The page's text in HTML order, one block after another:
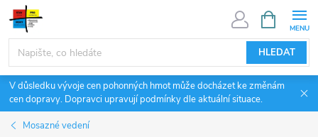
Přejít
obsah
HLEDAT
NÁKUPNÍ
KOŠÍK
V důsledku vývoje cen pohonných hmot může docházet ke změnám
cen dopravy. Dopravci upravují podmínky dle aktuální situace.
Mosazné vedení